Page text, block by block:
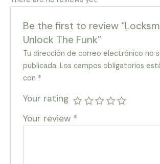
Be the first to review
Unlock The Funk”
Tu dirección de correo electrónico no
publicada. Los campos obligatorios
con *
Your rating
Your review *